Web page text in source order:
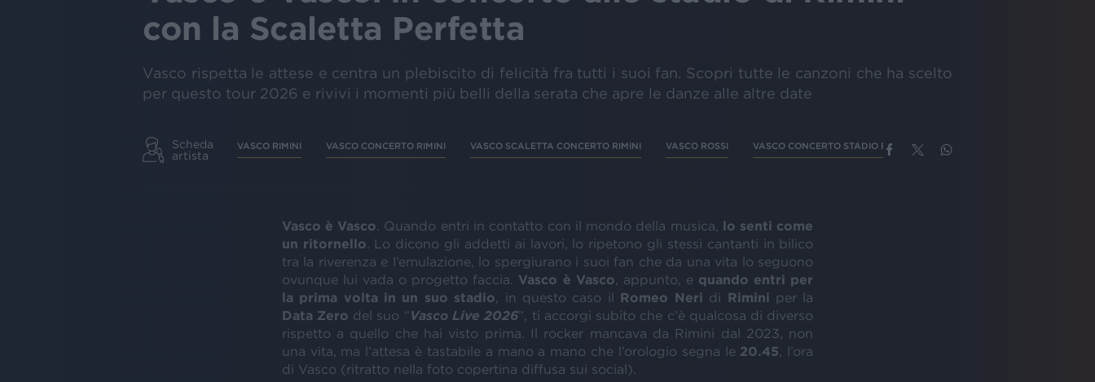
con la Scaletta Perfetta
Vasco rispetta le attese e centra un plebiscito di felicità fra tutti i suoi fan. Scopri tutte le canzoni che ha scelto
per questo tour 2026 e rivivi i momenti più belli della serata che apre le danze alle altre date
Scheda
artista
VASCO RIMINI VASCO CONCERTO RIMINI VASCO SCALETTA CONCERTO RIMINI VASCO ROSSI VASCO CONCERTO STADIO RIMINI
Vasco è Vasco . Quando entri in contatto con il mondo della musica, lo senti come
un ritornello . Lo dicono gli addetti ai lavori, lo ripetono gli stessi cantanti in bilico
tra la riverenza e l’emulazione, lo spergiurano i suoi fan che da una vita lo seguono
ovunque lui vada o progetto faccia. Vasco è Vasco , appunto, equando entri per
la prima volta in un suo stadio , in questo caso il Romeo Neri di Rimini per la
Data Zero del suo “Vasco Live 2026”, ti accorgi subito che c’è qualcosa di diverso
rispetto a quello che hai visto prima. Il rocker mancava da Rimini dal 2023, non
una vita, ma l’attesa è tastabile a mano a mano che l’orologio segna le 20.45 , l’ora
di Vasco (ritratto nella foto copertina diffusa sui social).